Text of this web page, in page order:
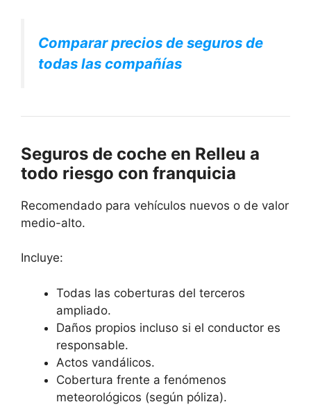
Comparar precios de seguros de
todas las compañías
Seguros de coche en Relleu a
todo riesgo con franquicia
Recomendado para vehículos nuevos o de valor
medio-alto.
Incluye:
Todas las coberturas del terceros
ampliado.
Daños propios incluso si el conductor es
responsable.
Actos vandálicos.
Cobertura frente a fenómenos
meteorológicos (según póliza).